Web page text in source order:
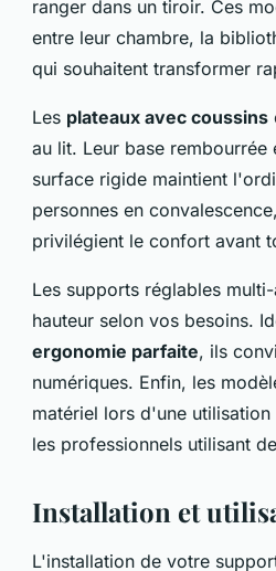
ranger dans un tiroir. Ces
entre leur chambre, la
qui souhaitent transformer
Les plateaux avec coussins
au lit. Leur base
surface rigide maintient
personnes en
privilégient le confort avant
Les supports réglables
hauteur selon vos besoins.
ergonomie parfaite, ils
numériques. Enfin, les
matériel lors d'une
les professionnels utilisant
Installation et
L'installation de votre